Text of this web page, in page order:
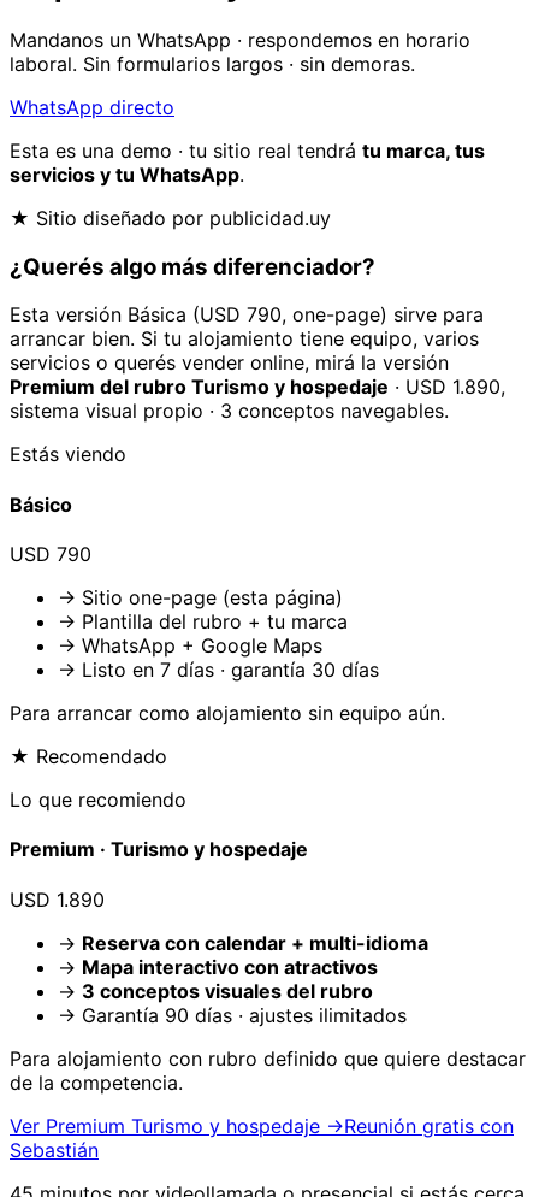
Mandanos un WhatsApp · respondemos en horario
laboral. Sin formularios largos · sin demoras.
WhatsApp directo
Esta es una demo · tu sitio real tendrá tu marca, tus
servicios y tu WhatsApp.
★ Sitio diseñado por publicidad.uy
¿Querés algo más diferenciador?
Esta versión Básica (USD 790, one-page) sirve para
arrancar bien. Si tu alojamiento tiene equipo, varios
servicios o querés vender online, mirá la versión
Premium del rubro Turismo y hospedaje · USD 1.890,
sistema visual propio · 3 conceptos navegables.
Estás viendo
Básico
USD 790
→ Sitio one-page (esta página)
→ Plantilla del rubro + tu marca
→ WhatsApp + Google Maps
→ Listo en 7 días · garantía 30 días
Para arrancar como alojamiento sin equipo aún.
★ Recomendado
Lo que recomiendo
Premium · Turismo y hospedaje
USD 1.890
→ Reserva con calendar + multi-idioma
→ Mapa interactivo con atractivos
→ 3 conceptos visuales del rubro
→ Garantía 90 días · ajustes ilimitados
Para alojamiento con rubro definido que quiere destacar
de la competencia.
Ver Premium Turismo y hospedaje →Reunión gratis con
Sebastián